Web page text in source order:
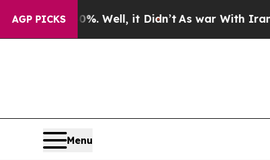
AGP PICKS
40%. Well, it Didn’t As war With Iran Drove
Menu